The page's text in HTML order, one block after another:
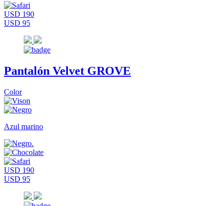
USD 190
USD 95
Pantalón Velvet GROVE
Color
Azul marino
USD 190
USD 95